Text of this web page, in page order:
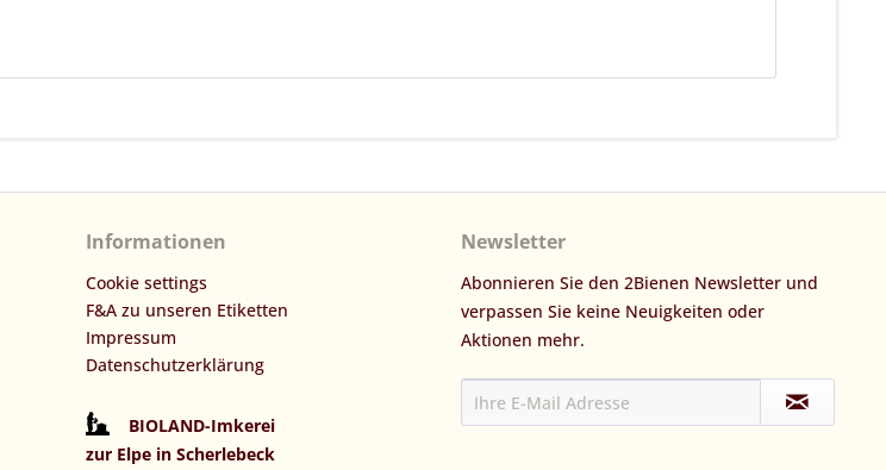
Informationen
Cookie settings
F&A zu unseren Etiketten
Impressum
Datenschutzerklärung
BIOLAND-Imkerei
zur Elpe in Scherlebeck
Newsletter
Abonnieren Sie den 2Bienen Newsletter und
verpassen Sie keine Neuigkeiten oder
Aktionen mehr.